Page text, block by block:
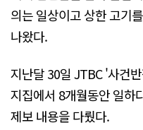
의는 일상이고 상한 고기
나왔다.
지난달 30일 JTBC '사건
지집에서 8개월동안 일하
제보 내용을 다뤘다.